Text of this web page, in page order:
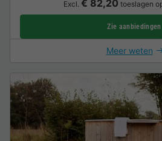
Excl. € 82,20 toeslagen
Zie aanbiedingen
Meer weten